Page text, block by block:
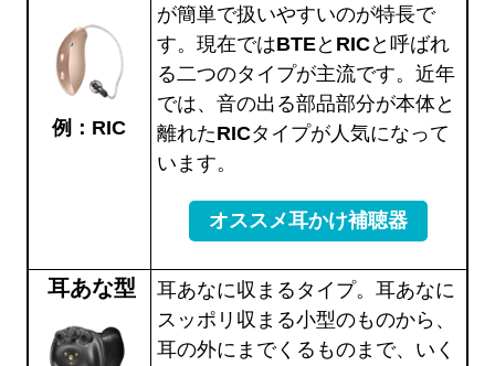
例：RIC
が簡単で扱いやすいのが特長で
す。現在ではBTEと RICと呼ばれ
る二つのタイプが主流です。近年
では、音の出る部品部分が本体と
離れたRICタイプが人気になって
います。
オススメ耳かけ補聴器
耳あな型
耳あなに収まるタイプ。耳あなに
スッポリ収まる小型のものから、
耳の外にまでくるものまで、いく